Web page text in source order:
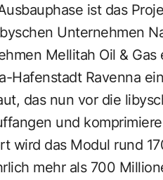
ist das
Unternehmen
Mellitah Oil &
Hafenstadt Ravenna
das nun vor die
und
wird das Modul rund
mehr als 700